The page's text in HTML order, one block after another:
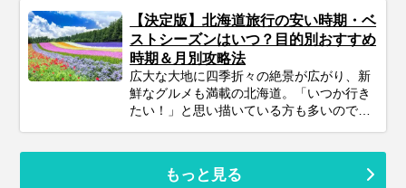
る北海道旅行を実現しましょう♪
な自然、美味しいグルメ、心癒される景色
をたっぷり楽しむことは可能です！この記
事では、忙しいあなたのために、2泊3日の
北海道旅行を最大限に楽しむための計画の
立て方から、エリア別の魅力、旅を充実さ
せるための秘訣まで、ぎゅっと凝縮してお
届けします。あなただけの特別な北海道旅
行を実現するためのヒントを見つけて、最
【決定版】北海道旅行の安い時期・ベ
ストシーズンはいつ？目的別おすすめ
時期＆月別攻略法
広大な大地に四季折々の絶景が広がり、新
鮮なグルメも満載の北海道。「いつか行き
たい！」と思い描いている方も多いのでは
シーズンはいつ？」と迷ってしまいますよ
もっと見る